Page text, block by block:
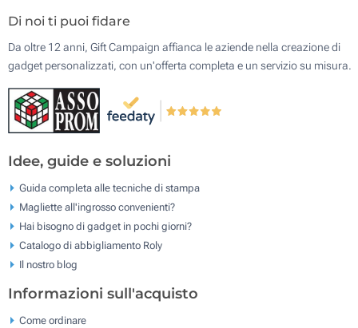
Di noi ti puoi fidare
Da oltre 12 anni, Gift Campaign affianca le aziende nella creazione di
gadget personalizzati, con un'offerta completa e un servizio su misura.
Idee, guide e soluzioni
Guida completa alle tecniche di stampa
Magliette all'ingrosso convenienti?
Hai bisogno di gadget in pochi giorni?
Catalogo di abbigliamento Roly
Il nostro blog
Informazioni sull'acquisto
Come ordinare